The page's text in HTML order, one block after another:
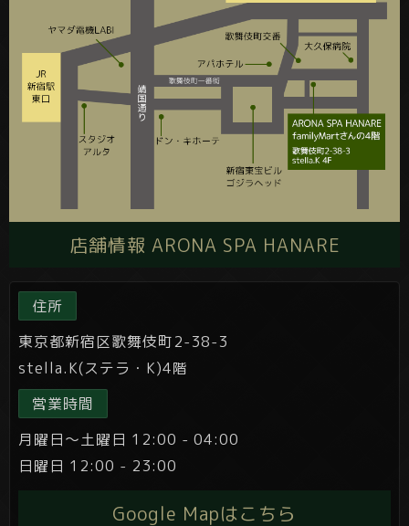
店舗情報 ARONA SPA HANARE
住所
東京都新宿区歌舞伎町2-38-3
stella.K(ステラ・K)4階
営業時間
月曜日～土曜日 12:00 - 04:00
日曜日 12:00 - 23:00
Google Mapはこちら